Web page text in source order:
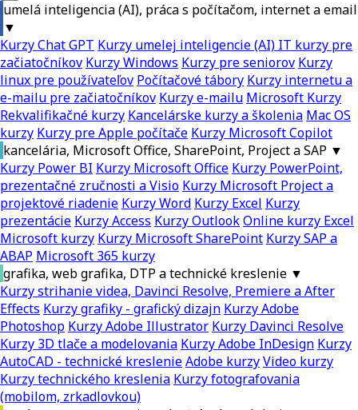
umelá inteligencia (AI), práca s počítačom, internet a email
▼
Kurzy Chat GPT Kurzy umelej inteligencie (AI) IT kurzy pre
začiatočníkov Kurzy Windows Kurzy pre seniorov Kurzy
linux pre používateľov Počítačové tábory Kurzy internetu a
e-mailu pre začiatočníkov Kurzy e-mailu Microsoft Kurzy
Rekvalifikačné kurzy Kancelárske kurzy a školenia Mac OS
kurzy Kurzy pre Apple počítače Kurzy Microsoft Copilot
kancelária, Microsoft Office, SharePoint, Project a SAP ▼
Kurzy Power BI Kurzy Microsoft Office Kurzy PowerPoint,
prezentačné zručnosti a Visio Kurzy Microsoft Project a
projektové riadenie Kurzy Word Kurzy Excel Kurzy
prezentácie Kurzy Access Kurzy OutlookOnline kurzy Excel
Microsoft kurzy Kurzy Microsoft SharePoint Kurzy SAP a
ABAP Microsoft 365 kurzy
grafika, web grafika, DTP a technické kreslenie ▼
Kurzy strihanie videa, Davinci Resolve, Premiere a After
Effects Kurzy grafiky - grafický dizajn Kurzy Adobe
Photoshop Kurzy Adobe Illustrator Kurzy Davinci Resolve
Kurzy 3D tlače a modelovania Kurzy Adobe InDesign Kurzy
AutoCAD - technické kreslenieAdobe kurzyVideo kurzy
Kurzy technického kreslenia Kurzy fotografovania
(mobilom, zrkadlovkou)